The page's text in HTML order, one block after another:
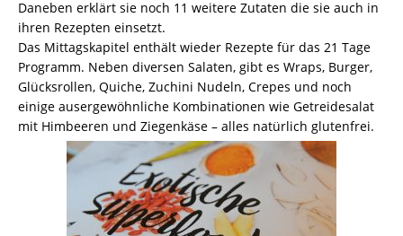
Daneben erklärt sie noch 11 weitere Zutaten die sie auch in
ihren Rezepten einsetzt.
Das Mittagskapitel enthält wieder Rezepte für das 21 Tage
Programm. Neben diversen Salaten, gibt es Wraps, Burger,
Glücksrollen, Quiche, Zuchini Nudeln, Crepes und noch
einige ausergewöhnliche Kombinationen wie Getreidesalat
mit Himbeeren und Ziegenkäse – alles natürlich glutenfrei.